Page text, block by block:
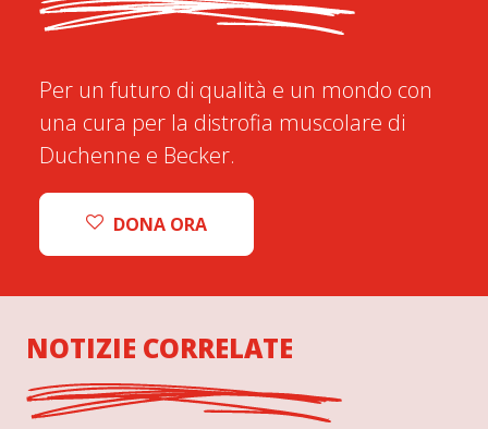
Per un futuro di qualità e un mondo con
una cura per la distrofia muscolare di
Duchenne e Becker.
DONA ORA
NOTIZIE CORRELATE